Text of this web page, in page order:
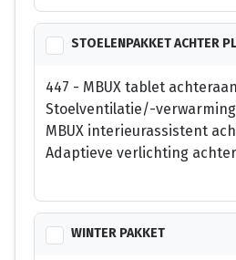
STOELENPAKKET ACHTER
447 - MBUX tablet
Stoelventilatie/-verwarming
MBUX interieurassistent
Adaptieve verlichting
WINTER PAKKET